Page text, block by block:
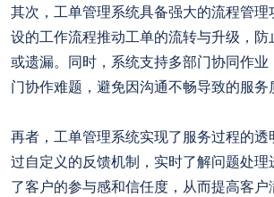
其次，工单管理系统具备强大的流程管理
设的工作流程推动工单的流转与升级，
或遗漏。同时，系统支持多部门协同作业
门协作难题，避免因沟通不畅导致的服务
再者，工单管理系统实现了服务过程的透
过自定义的反馈机制，实时了解问题处理
了客户的参与感和信任度，从而提高客户